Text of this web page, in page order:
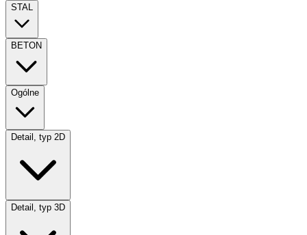
STAL
BETON
Ogólne
Detail, typ 2D
Detail, typ 3D